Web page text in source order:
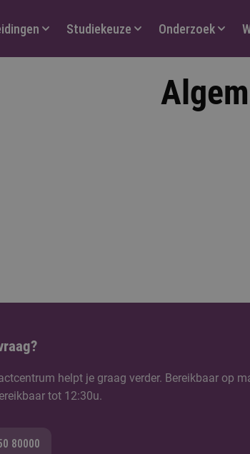
Studiekeuze Onderzoek
helpt je graag verder. Bereikbaar op
tot 12:30u.
80000